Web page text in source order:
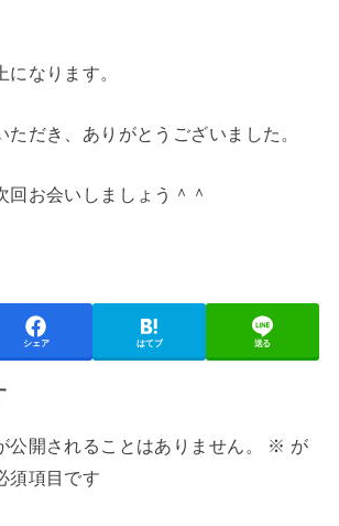
なります。
ただき、ありがとうございました。
回お会いしましょう＾＾
シェア はてブ 送る
公開されることはありません。 ※ が
須項目です